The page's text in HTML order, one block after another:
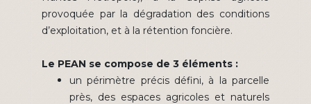
provoquée par la dégradation des conditions
d’exploitation, et à la rétention foncière.
Le PEAN se compose de 3 éléments :
un périmètre précis défini, à la parcelle
près, des espaces agricoles et naturels